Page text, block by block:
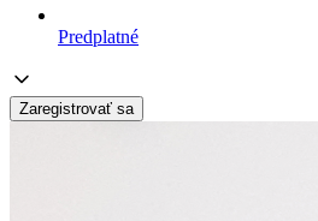
Predplatné
Zaregistrovať sa